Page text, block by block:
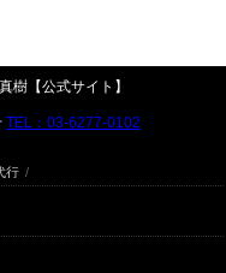
樹【公式サイト】
TEL：03-6277-0102
行 /